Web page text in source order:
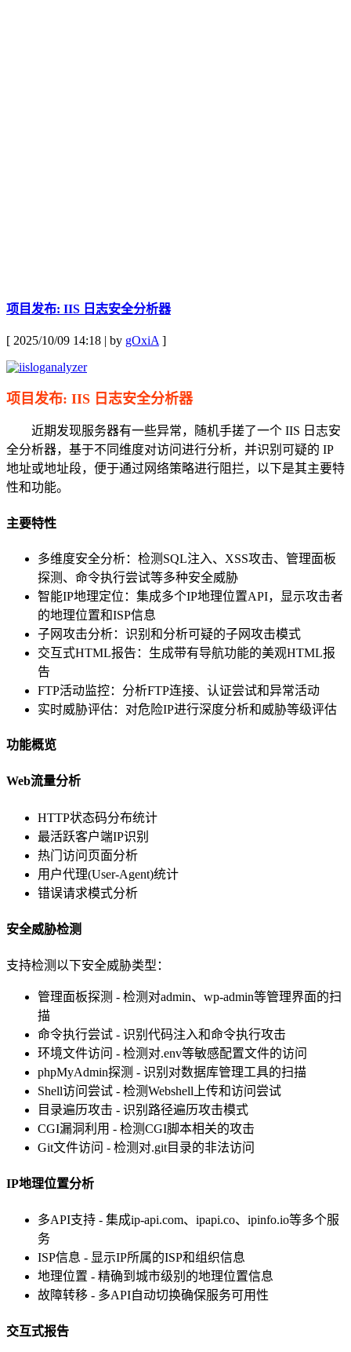
项目发布: IIS 日志安全分析器
[ 2025/10/09 14:18 | by gOxiA]
项目发布: IIS 日志安全分析器
近期发现服务器有一些异常，随机手搓了一个 IIS 日志安
全分析器，基于不同维度对访问进行分析，并识别可疑的 IP
地址或地址段，便于通过网络策略进行阻拦，以下是其主要特
性和功能。
主要特性
多维度安全分析：检测SQL注入、XSS攻击、管理面板
探测、命令执行尝试等多种安全威胁
智能IP地理定位：集成多个IP地理位置API，显示攻击者
的地理位置和ISP信息
子网攻击分析：识别和分析可疑的子网攻击模式
交互式HTML报告：生成带有导航功能的美观HTML报
告
FTP活动监控：分析FTP连接、认证尝试和异常活动
实时威胁评估：对危险IP进行深度分析和威胁等级评估
功能概览
Web流量分析
HTTP状态码分布统计
最活跃客户端IP识别
热门访问页面分析
用户代理(User-Agent)统计
错误请求模式分析
安全威胁检测
支持检测以下安全威胁类型：
管理面板探测 - 检测对admin、wp-admin等管理界面的扫
描
命令执行尝试 - 识别代码注入和命令执行攻击
环境文件访问 - 检测对.env等敏感配置文件的访问
phpMyAdmin探测 - 识别对数据库管理工具的扫描
Shell访问尝试 - 检测Webshell上传和访问尝试
目录遍历攻击 - 识别路径遍历攻击模式
CGI漏洞利用 - 检测CGI脚本相关的攻击
Git文件访问 - 检测对.git目录的非法访问
IP地理位置分析
多API支持 - 集成ip-api.com、ipapi.co、ipinfo.io等多个服
务
ISP信息 - 显示IP所属的ISP和组织信息
地理位置 - 精确到城市级别的地理位置信息
故障转移 - 多API自动切换确保服务可用性
交互式报告